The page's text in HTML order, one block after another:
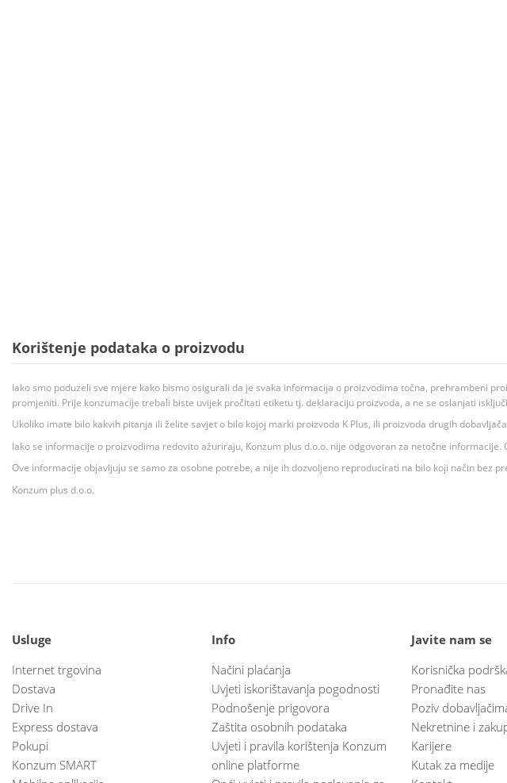
Korištenje podataka o proizvodu
Iako smo poduzeli sve mjere kako bismo osigurali da je svaka informacija o proizvodima točna, prehrambeni
promjeniti. Prije konzumacije trebali biste uvijek pročitati etiketu tj. deklaraciju proizvoda, a ne se oslanjati
Ukoliko imate bilo kakvih pitanja ili želite savjet o bilo kojoj marki proizvoda K Plus, ili proizvoda drugih
Iako se informacije o proizvodima redovito ažuriraju, Konzum plus d.o.o. nije odgovoran za netočne informacije.
Ove informacije objavljuju se samo za osobne potrebe, a nije ih dozvoljeno reproducirati na bilo koji način bez
Konzum plus d.o.o.
Usluge
Internet trgovina
Dostava
Drive In
Express dostava
Pokupi
Konzum SMART
Info
Načini plaćanja
Uvjeti iskorištavanja pogodnosti
Podnošenje prigovora
Zaštita osobnih podataka
Uvjeti i pravila korištenja Konzum
online platforme
Javite nam se
Korisnička
Pronađite nas
Poziv
Nekretnine i
Karijere
Kutak za medije